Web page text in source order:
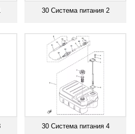
30 Система питания 2
30 Система питания 4